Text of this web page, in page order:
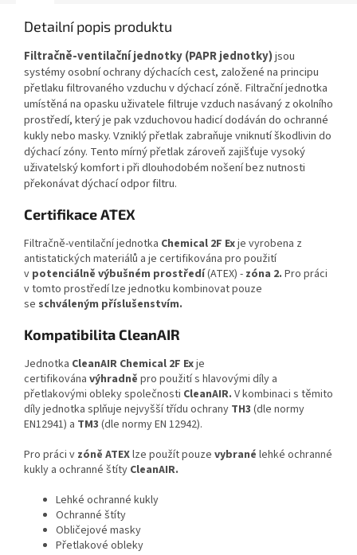
Detailní popis produktu
Filtračně-ventilační jednotky (PAPR jednotky)jsou
systémy osobní ochrany dýchacích cest, založené na principu
přetlaku filtrovaného vzduchu v dýchací zóně. Filtrační jednotka
umístěná na opasku uživatele filtruje vzduch nasávaný z okolního
prostředí, který je pak vzduchovou hadicí dodáván do ochranné
kukly nebo masky. Vzniklý přetlak zabraňuje vniknutí škodlivin do
dýchací zóny. Tento mírný přetlak zároveň zajišťuje vysoký
uživatelský komfort i při dlouhodobém nošení bez nutnosti
překonávat dýchací odpor filtru.
Certifikace ATEX
Filtračně-ventilační jednotka Chemical 2F Exje vyrobena z
antistatických materiálů a je certifikována pro použití
v potenciálně výbušném prostředí(ATEX) - zóna 2. Pro práci
v tomto prostředí lze jednotku kombinovat pouze
se schváleným příslušenstvím.
Kompatibilita CleanAIR
Jednotka CleanAIR Chemical 2F Exje
certifikována výhradně pro použití s hlavovými díly a
přetlakovými obleky společnosti CleanAIR. V kombinaci s těmito
díly jednotka splňuje nejvyšší třídu ochrany TH3 (dle normy
EN12941) a TM3 (dle normy EN 12942).
Pro práci v zóně ATEXlze použít pouze vybrané lehké ochranné
kukly a ochranné štíty CleanAIR.
Lehké ochranné kukly
Ochranné štíty
Obličejové masky
Přetlakové obleky